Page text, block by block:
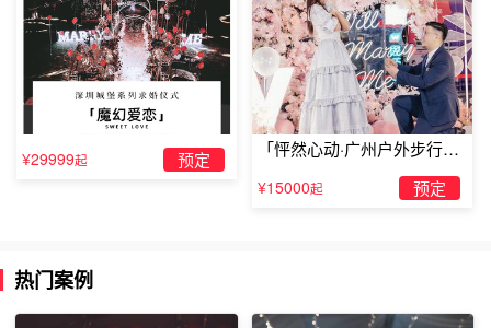
¥29999起 预定
「怦然心动·广州户外步行街
求婚」
¥15000起 预定
热门案例